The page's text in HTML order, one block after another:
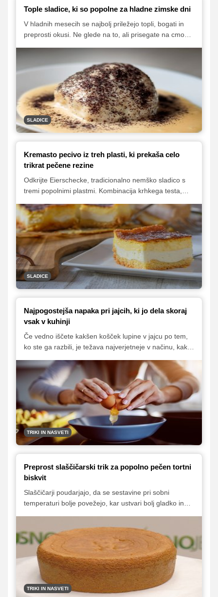
Tople sladice, ki so popolne za hladne zimske dni
V hladnih mesecih se najbolj priležejo topli, bogati in
preprosti okusi. Ne glede na to, ali prisegate na cmoke,
zagotovo našli sladico, ki vas bo pogrela in razvajala v
hladnih zimskih dneh.
SLADICE
Kremasto pecivo iz treh plasti, ki prekaša celo
trikrat pečene rezine
Odkrijte Eierschecke, tradicionalno nemško sladico s
tremi popolnimi plastmi. Kombinacija krhkega testa,
ponuja nepozabno doživetje okusa, ki je kot nalašč za
vsako priložnost.
SLADICE
Najpogostejša napaka pri jajcih, ki jo dela skoraj
vsak v kuhinji
Če vedno iščete kakšen košček lupine v jajcu po tem,
ko ste ga razbili, je težava najverjetneje v načinu, kako
TRIKI IN NASVETI
Preprost slaščičarski trik za popolno pečen tortni
biskvit
Slaščičarji poudarjajo, da se sestavine pri sobni
temperaturi bolje povežejo, kar ustvari bolj gladko in
TRIKI IN NASVETI